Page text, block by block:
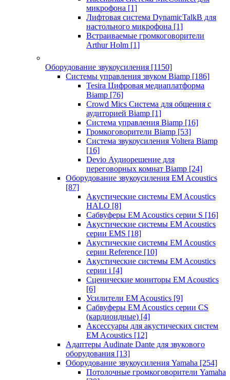
микрофона [1]
Лифтовая система DynamicTalkB для
настольного микрофона [1]
Встраиваемые громкоговорители
Arthur Holm [1]
Оборудование звукоусиления [1150]
Системы управления звуком Biamp [186]
Tesira Цифровая медиаплатформа
Biamp [76]
Crowd Mics Система для общения с
аудиторией Biamp [1]
Система управления Biamp [16]
Громкоговорители Biamp [53]
Система звукоусиления Voltera Biamp
[16]
Devio Аудиорешение для
переговорных комнат Biamp [24]
Оборудование звукоусиления EM Acoustics
[87]
Акустические системы EM Acoustics
HALO [8]
Сабвуферы EM Acoustics серии S [16]
Акустические системы EM Acoustics
серии EMS [18]
Акустические системы EM Acoustics
серии Reference [10]
Акустические системы EM Acoustics
серии i [4]
Сценические мониторы EM Acoustics
[6]
Усилители EM Acoustics [9]
Сабвуферы EM Acoustics серии CS
(кардиоидные) [4]
Аксессуары для акустических систем
EM Acoustics [12]
Адаптеры Audinate Dante для звукового
оборудования [13]
Оборудование звукоусиления Yamaha [254]
Потолочные громкоговорители Yamaha